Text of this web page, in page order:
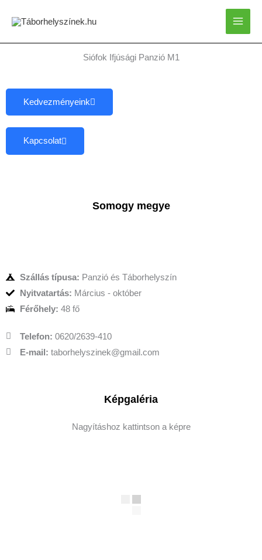
Siófok Ifjúsági Panzió M1
Kedvezményeink
Kapcsolat
Somogy megye
Szállás típusa: Panzió és Táborhelyszín
Nyitvatartás: Március - október
Férőhely: 48 fő
Telefon: 0620/2639-410
E-mail: taborhelyszinek@gmail.com
Képgaléria
Nagyításhoz kattintson a képre